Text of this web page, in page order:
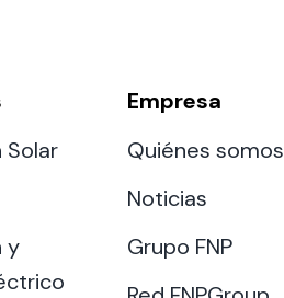
Solar
y
Empresa
Quiénes somos
Noticias
Grupo FNP